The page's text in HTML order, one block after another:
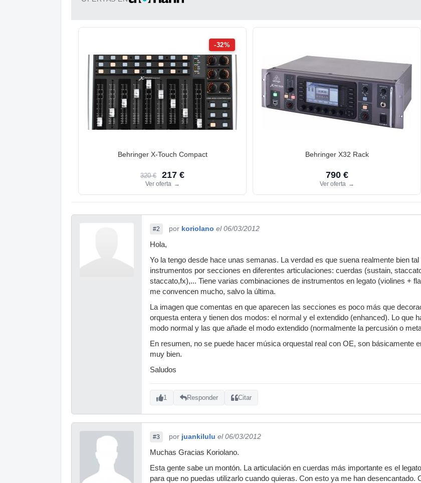
-32%
Behringer X-Touch Compact
320 € 217 €
Ver oferta →
Behringer X32 Rack
790 €
Ver oferta →
#2 por koriolano el 06/03/2012
Hola,
Yo la tengo desde hace unas semanas. La verdad es que suena realmente bien
instrumentos por secciones en diferentes articulaciones: cuerdas (sustain,
staccato,fx),... Tiene varias combinaciones de instrumentos en legato (violines +
me convencen mucho, salvo la última.
La imagen que comentas en que aparecen las secciones es poco más que
orquesta entera y tienen dos modos: el normal y el extendido (enhanced). Lo que
modo normal y las que añade el modo extendido (normalmente la percusión o
En resumen, no se puede hacer música orquestal real con OE, son básicamente
muy bien.
Saludos
1 Responder Citar
#3 por juankilulu el 06/03/2012
Muchas Gracias Koriolano.
Esta gente sabe un montón. La articulación en cuerdas más importante es el
para que no puedas utilizarlo cuando quieras. Con esto ya me han